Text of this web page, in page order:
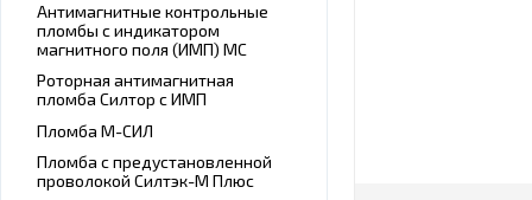
Антимагнитные контрольные
пломбы с индикатором
магнитного поля (ИМП) МС
Роторная антимагнитная
пломба Силтор с ИМП
Пломба М-СИЛ
Пломба с предустановленной
проволокой Силтэк-М Плюс